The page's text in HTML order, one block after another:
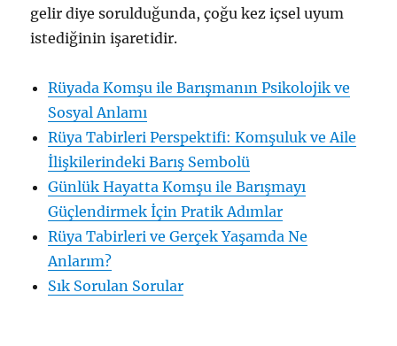
gelir diye sorulduğunda, çoğu kez içsel uyum
istediğinin işaretidir.
Rüyada Komşu ile Barışmanın Psikolojik ve
Sosyal Anlamı
Rüya Tabirleri Perspektifi: Komşuluk ve Aile
İlişkilerindeki Barış Sembolü
Günlük Hayatta Komşu ile Barışmayı
Güçlendirmek İçin Pratik Adımlar
Rüya Tabirleri ve Gerçek Yaşamda Ne
Anlarım?
Sık Sorulan Sorular